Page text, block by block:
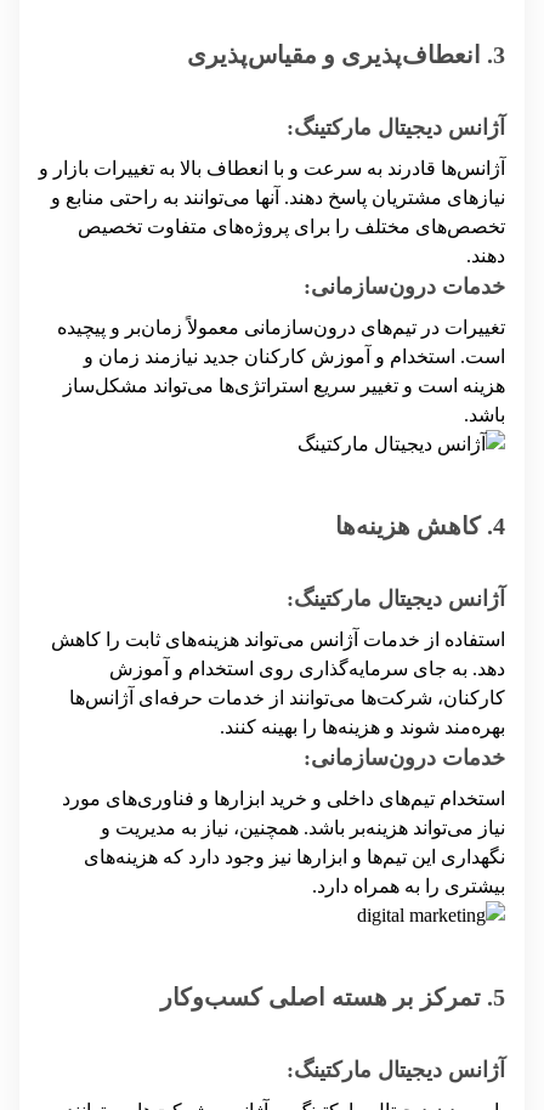
3. انعطاف‌پذیری و مقیاس‌پذیری
آژانس دیجیتال مارکتینگ:
آژانس‌ها قادرند به سرعت و با انعطاف بالا به تغییرات بازار و
نیازهای مشتریان پاسخ دهند. آنها می‌توانند به راحتی منابع و
تخصص‌های مختلف را برای پروژه‌های متفاوت تخصیص
دهند.
خدمات درون‌سازمانی:
تغییرات در تیم‌های درون‌سازمانی معمولاً زمان‌بر و پیچیده
است. استخدام و آموزش کارکنان جدید نیازمند زمان و
هزینه است و تغییر سریع استراتژی‌ها می‌تواند مشکل‌ساز
باشد.
4. کاهش هزینه‌ها
آژانس دیجیتال مارکتینگ:
استفاده از خدمات آژانس می‌تواند هزینه‌های ثابت را کاهش
دهد. به جای سرمایه‌گذاری روی استخدام و آموزش
کارکنان، شرکت‌ها می‌توانند از خدمات حرفه‌ای آژانس‌ها
بهره‌مند شوند و هزینه‌ها را بهینه کنند.
خدمات درون‌سازمانی:
استخدام تیم‌های داخلی و خرید ابزارها و فناوری‌های مورد
نیاز می‌تواند هزینه‌بر باشد. همچنین، نیاز به مدیریت و
نگهداری این تیم‌ها و ابزارها نیز وجود دارد که هزینه‌های
بیشتری را به همراه دارد.
5. تمرکز بر هسته اصلی کسب‌وکار
آژانس دیجیتال مارکتینگ: